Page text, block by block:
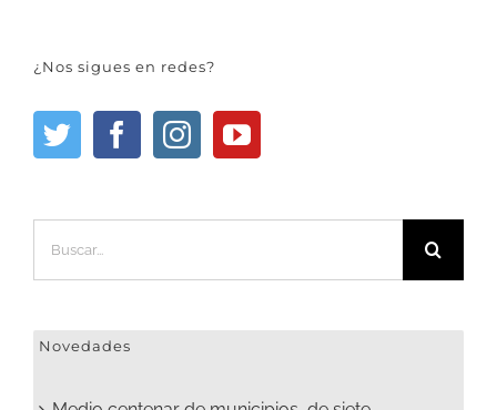
¿Nos sigues en redes?
Novedades